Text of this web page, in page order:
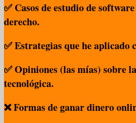
✅ Casos de estudio de
derecho.
✅ Estrategias que he aplicado
✅ Opiniones (las mías) sobre
tecnológica.
❌ Formas de ganar dinero